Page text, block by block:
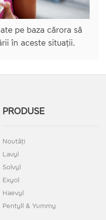
pe baza cărora să
în aceste situații.
PRODUSE
Noutăți
Lavyl
Solvyl
Exyol
Haevyl
Pentyll & Yummy